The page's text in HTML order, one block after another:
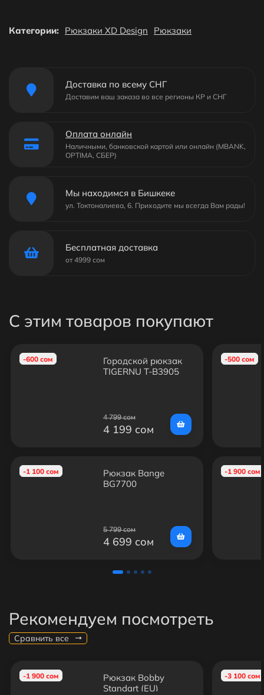
Категории: Рюкзаки XD Design Рюкзаки
Доставка по всему СНГ
Доставим ваш заказа во все регионы КР и СНГ
Оплата онлайн
Наличными, банковской картой или онлайн (MBANK,
OPTIMA, СБЕР)
Мы находимся в Бишкеке
ул. Токтоналиева, 6. Приходите мы всегда Вам рады!
Бесплатная доставка
от 4999 сом
С этим товаров покупают
-600 сом
Городской рюкзак
TIGERNU T-B3905
4 799 сом
4 199 сом
-1 100 сом
Рюкзак Bange
BG7700
5 799 сом
4 699 сом
-500 сом
-1 900 сом
Рекомендуем посмотреть
Сравнить все
-1 900 сом
Рюкзак Bobby
Standart (EU)
-3 100 сом